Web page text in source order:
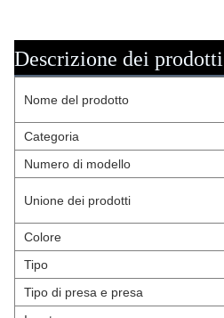
Descrizione dei prodotti
Nome del prodotto
Categoria
Numero di modello
Unione dei prodotti
Colore
Tipo
Tipo di presa e presa